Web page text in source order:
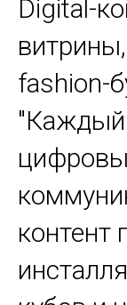
Digital-
fashion-
"Каждый
контент